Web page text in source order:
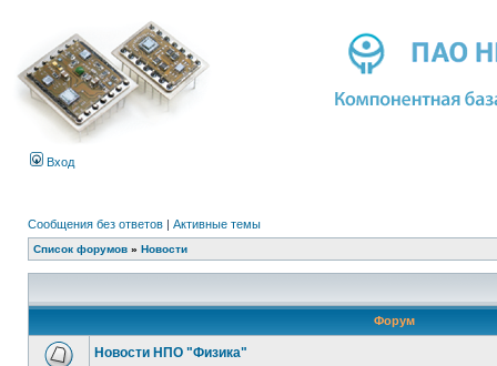
Вход
Сообщения без ответов | Активные темы
Список форумов » Новости
Форум
Новости НПО "Физика"